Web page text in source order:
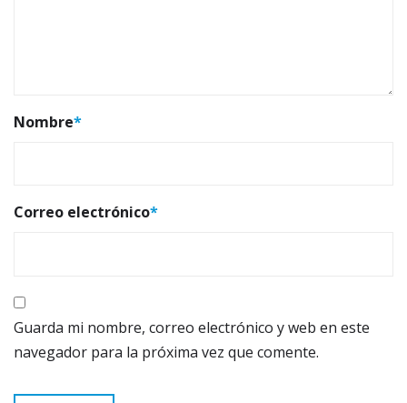
Nombre*
Correo electrónico*
Guarda mi nombre, correo electrónico y web en este
navegador para la próxima vez que comente.